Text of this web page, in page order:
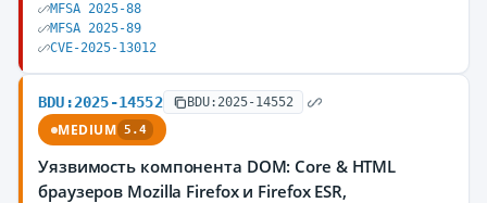
MFSA 2025-88
MFSA 2025-89
CVE-2025-13012
BDU:2025-14552 BDU:2025-14552
MEDIUM 5.4
Уязвимость компонента DOM: Core & HTML
браузеров Mozilla Firefox и Firefox ESR,